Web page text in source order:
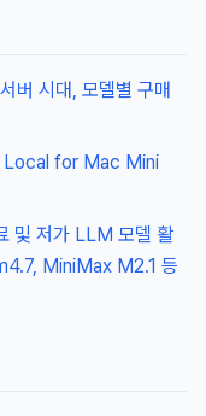
버 시대, 모델별 구매
for Mac Mini
및 저가 LLM 모델 활
MiniMax M2.1 등